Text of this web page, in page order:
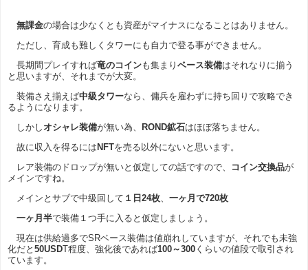
無課金の場合は少なくとも資産がマイナスになることはありません。
ただし、育成も難しくタワーにも自力で登る事ができません。
長期間プレイすれば竜のコインも集まり ベース装備はそれなりに揃う
と思いますが、それまでが大変。
装備さえ揃えば中級タワーなら、傭兵を雇わずに持ち回りで攻略でき
るようになります。
しかしオシャレ装備が無い為、 ROND鉱石はほぼ落ちません。
故に収入を得るには NFTを売る以外にないと思います。
レア装備のドロップが無いと仮定しての話ですので、 コイン交換品が
メインですね。
メインとサブで中級回して １日24枚 一ヶ月で720枚
一ヶ月半で装備１つ手に入ると仮定しましょう。
現在は供給過多でSRベース装備は値崩れしていますが、それでも未強
化だと 50USD T程度、強化後であれば100～300 くらいの値段で取引され
ています。